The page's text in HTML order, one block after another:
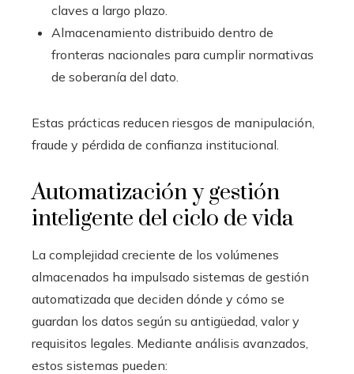
claves a largo plazo.
Almacenamiento distribuido dentro de
fronteras nacionales para cumplir normativas
de soberanía del dato.
Estas prácticas reducen riesgos de manipulación,
fraude y pérdida de confianza institucional.
Automatización y gestión
inteligente del ciclo de vida
La complejidad creciente de los volúmenes
almacenados ha impulsado sistemas de gestión
automatizada que deciden dónde y cómo se
guardan los datos según su antigüedad, valor y
requisitos legales. Mediante análisis avanzados,
estos sistemas pueden: